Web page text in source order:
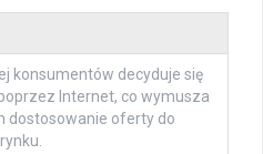
konsumentów decyduje się
Internet, co wymusza
dostosowanie oferty do